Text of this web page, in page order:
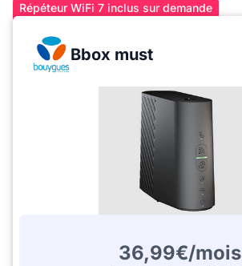
Répéteur WiFi 7 inclus sur demande
Bbox must
36,99€/mois